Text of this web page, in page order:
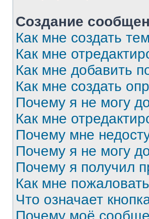
Создание
Как мне создать
Как мне
Как мне добавить
Как мне создать
Почему я не могу
Как мне
Почему мне
Почему я не могу
Почему я получил
Как мне
Что означает
Почему моё